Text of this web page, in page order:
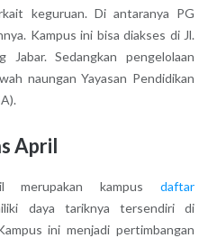
keguruan. Di antaranya PG
Kampus ini bisa diakses di Jl.
Sedangkan pengelolaan
naungan Yayasan Pendidikan
April
merupakan kampusdaftar
daya tariknya tersendiri di
ini menjadi pertimbangan